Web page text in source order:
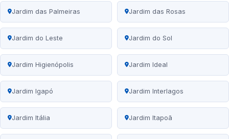
Jardim das Palmeiras Jardim das Rosas
Jardim do Leste Jardim do Sol
Jardim Higienópolis Jardim Ideal
Jardim Igapó Jardim Interlagos
Jardim Itália Jardim Itapoã